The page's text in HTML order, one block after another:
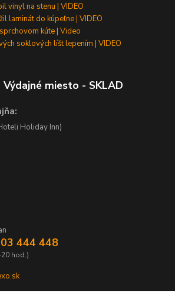
vinyl na stenu | VIDEO
laminát do kúpeľne | VIDEO
kúte | Video
soklových líšt lepením | VIDEO
Výdajné miesto - SKLAD
Holiday Inn)
444 448
hod.)